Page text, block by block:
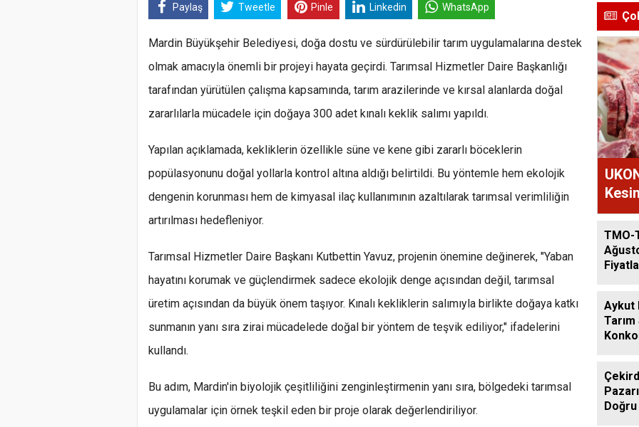
Paylaş Tweetle Pinle Linkedin WhatsApp
Mardin Büyükşehir Belediyesi, doğa dostu ve sürdürülebilir tarım uygulamalarına destek
olmak amacıyla önemli bir projeyi hayata geçirdi. Tarımsal Hizmetler Daire Başkanlığı
tarafından yürütülen çalışma kapsamında, tarım arazilerinde ve kırsal alanlarda doğal
zararlılarla mücadele için doğaya 300 adet kınalı keklik salımı yapıldı.
Yapılan açıklamada, kekliklerin özellikle süne ve kene gibi zararlı böceklerin
popülasyonunu doğal yollarla kontrol altına aldığı belirtildi. Bu yöntemle hem ekolojik
dengenin korunması hem de kimyasal ilaç kullanımının azaltılarak tarımsal verimliliğin
artırılması hedefleniyor.
Tarımsal Hizmetler Daire Başkanı Kutbettin Yavuz, projenin önemine değinerek, "Yaban
hayatını korumak ve güçlendirmek sadece ekolojik denge açısından değil, tarımsal
üretim açısından da büyük önem taşıyor. Kınalı kekliklerin salımıyla birlikte doğaya katkı
sunmanın yanı sıra zirai mücadelede doğal bir yöntem de teşvik ediliyor," ifadelerini
kullandı.
Bu adım, Mardin'in biyolojik çeşitliliğini zenginleştirmenin yanı sıra, bölgedeki tarımsal
uygulamalar için örnek teşkil eden bir proje olarak değerlendiriliyor.
TMO-
Aykut